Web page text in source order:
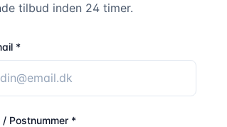
tilbud inden 24 timer.
*
/ Postnummer *